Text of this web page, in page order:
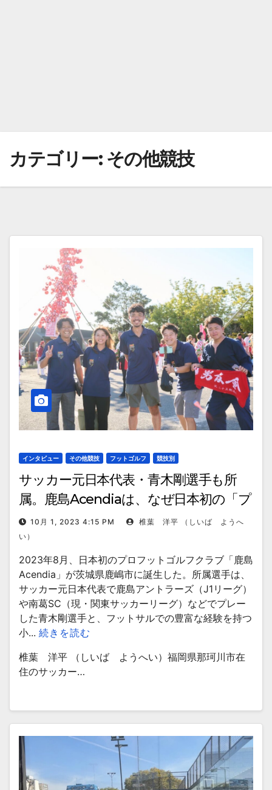
カテゴリー: その他競技
インタビュー その他競技 フットゴルフ 競技別
サッカー元日本代表・青木剛選手も所
属。鹿島Acendiaは、なぜ日本初の「プ
ロフットゴルフクラブ」を目指したの
か
10月 1, 2023 4:15 PM
椎葉 洋平 （しいば ようへ
い）
2023年8月、日本初のプロフットゴルフクラブ「鹿島
Acendia」が茨城県鹿嶋市に誕生した。所属選手は、
サッカー元日本代表で鹿島アントラーズ（J1リーグ）
や南葛SC（現・関東サッカーリーグ）などでプレー
した青木剛選手と、フットサルでの豊富な経験を持つ
小... 続きを読む
椎葉 洋平 （しいば ようへい）福岡県那珂川市在
住のサッカー…